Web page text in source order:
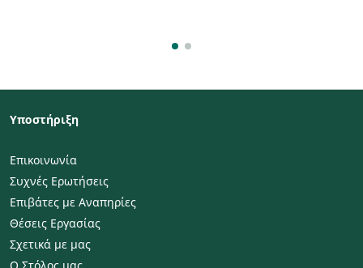
Υποστήριξη
Επικοινωνία
Συχνές Ερωτήσεις
Επιβάτες με Αναπηρίες
Θέσεις Εργασίας
Σχετικά με μας